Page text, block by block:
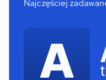
Najczęściej